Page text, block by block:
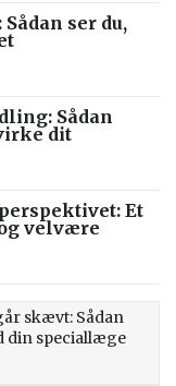
ser du,
Sådan
dit
Et
velvære
skævt: Sådan
din speciallæge